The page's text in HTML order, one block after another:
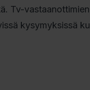
Tv-
kysymyksissä